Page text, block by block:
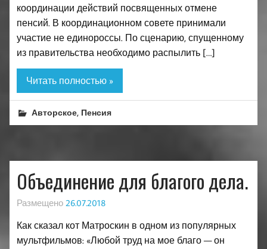
координации действий посвященных отмене
пенсий. В координационном совете принимали
участие не единороссы. По сценарию, спущенному
из правительства необходимо распылить […]
Читать полностью »
Авторское, Пенсия
Объединение для благого дела.
Размещено 26.07.2018
Как сказал кот Матроскин в одном из популярных
мультфильмов: «Любой труд на мое благо — он